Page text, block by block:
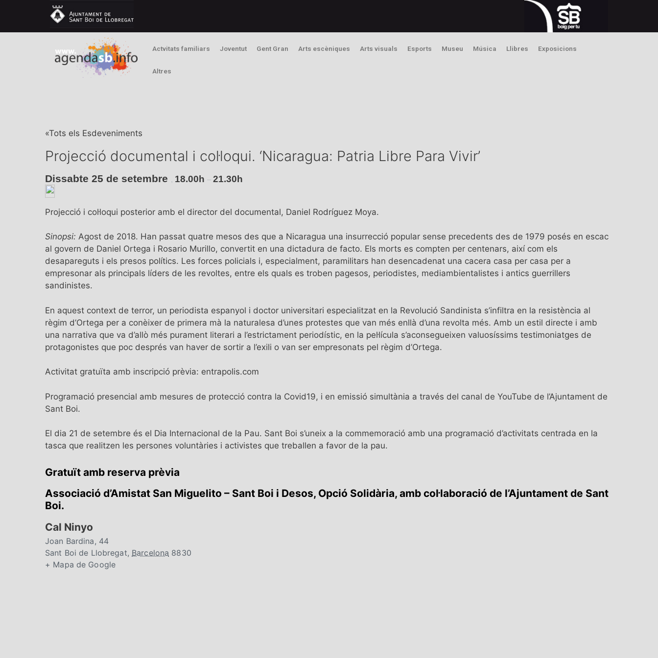
Actvitats familiars Joventut Gent Gran Arts escèniques Arts visuals Esports Museu Música Llibres Exposicions
Altres
«Tots els Esdeveniments
Projecció documental i col·loqui. ‘Nicaragua: Patria Libre Para Vivir’
Dissabte 25 de setembre , 18.00h – 21.30h
Projecció i col·loqui posterior amb el director del documental, Daniel Rodríguez Moya.
Sinopsi: Agost de 2018. Han passat quatre mesos des que a Nicaragua una insurrecció popular sense precedents des de 1979 posés en escac
al govern de Daniel Ortega i Rosario Murillo, convertit en una dictadura de facto. Els morts es compten per centenars, així com els
desapareguts i els presos polítics. Les forces policials i, especialment, paramilitars han desencadenat una cacera casa per casa per a
empresonar als principals líders de les revoltes, entre els quals es troben pagesos, periodistes, mediambientalistes i antics guerrillers
sandinistes.
En aquest context de terror, un periodista espanyol i doctor universitari especialitzat en la Revolució Sandinista s’infiltra en la resistència al
règim d’Ortega per a conèixer de primera mà la naturalesa d’unes protestes que van més enllà d’una revolta més. Amb un estil directe i amb
una narrativa que va d’allò més purament literari a l’estrictament periodístic, en la pel·lícula s’aconsegueixen valuosíssims testimoniatges de
protagonistes que poc després van haver de sortir a l’exili o van ser empresonats pel règim d’Ortega.
Activitat gratuïta amb inscripció prèvia: entrapolis.com
Programació presencial amb mesures de protecció contra la Covid19, i en emissió simultània a través del canal de YouTube de l’Ajuntament de
Sant Boi.
El dia 21 de setembre és el Dia Internacional de la Pau. Sant Boi s’uneix a la commemoració amb una programació d’activitats centrada en la
tasca que realitzen les persones voluntàries i activistes que treballen a favor de la pau.
Gratuït amb reserva prèvia
Associació d’Amistat San Miguelito – Sant Boi i Desos, Opció Solidària, amb col·laboració de l’Ajuntament de Sant
Boi.
Cal Ninyo
Joan Bardina, 44
Sant Boi de Llobregat, Barcelona 8830
+ Mapa de Google